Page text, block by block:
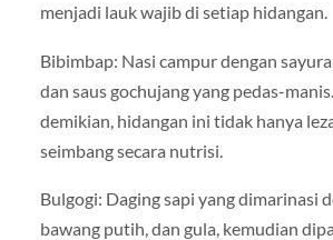
menjadi lauk wajib di setiap hidangan.
Bibimbap: Nasi campur dengan
dan saus gochujang yang pedas-
demikian, hidangan ini tidak hanya
seimbang secara nutrisi.
Bulgogi: Daging sapi yang dimarinasi
bawang putih, dan gula, kemudian